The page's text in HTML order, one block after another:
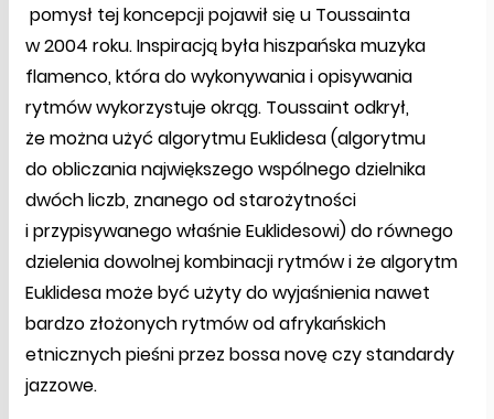
pomysł tej koncepcji pojawił się u Toussainta
w 2004 roku. Inspiracją była hiszpańska muzyka
flamenco, która do wykonywania i opisywania
rytmów wykorzystuje okrąg. Toussaint odkrył,
że można użyć algorytmu Euklidesa (algorytmu
do obliczania największego wspólnego dzielnika
dwóch liczb, znanego od starożytności
i przypisywanego właśnie Euklidesowi) do równego
dzielenia dowolnej kombinacji rytmów i że algorytm
Euklidesa może być użyty do wyjaśnienia nawet
bardzo złożonych rytmów od afrykańskich
etnicznych pieśni przez bossa novę czy standardy
jazzowe.